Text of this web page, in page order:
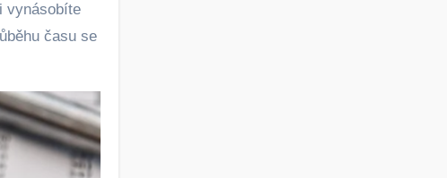
vynásobíte
času se